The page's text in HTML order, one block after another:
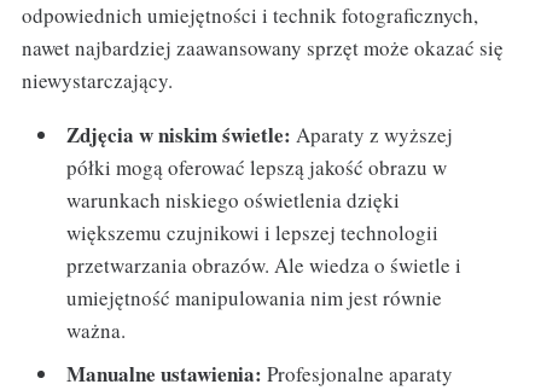
odpowiednich umiejętności i technik fotograficznych,
nawet najbardziej zaawansowany sprzęt może okazać się
niewystarczający.
Zdjęcia w niskim świetle: Aparaty z wyższej
półki mogą oferować lepszą jakość obrazu w
warunkach niskiego oświetlenia dzięki
większemu czujnikowi i lepszej technologii
przetwarzania obrazów. Ale wiedza o świetle i
umiejętność manipulowania nim jest równie
ważna.
Manualne ustawienia: Profesjonalne aparaty